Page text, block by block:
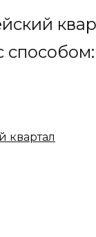
квартал